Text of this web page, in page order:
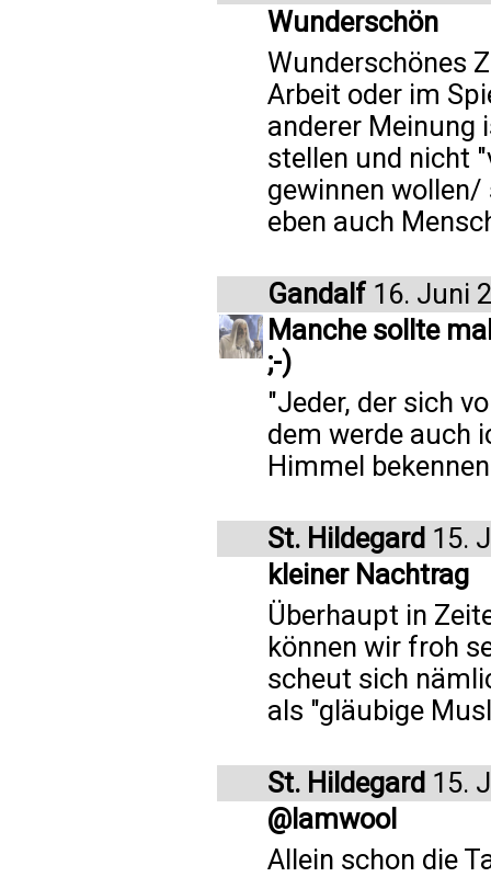
Wunderschön
Wunderschönes
Arbeit oder im
anderer Meinung
stellen und nicht
gewinnen wollen/
eben auch
Gandalf 16. Juni
Manche sollte
;-)
"Jeder, der sich
dem werde auch
Himmel
St. Hildegard 15.
kleiner Nachtrag
Überhaupt in
können wir froh
scheut sich
als "gläubige
St. Hildegard 15.
@lamwool
Allein schon die